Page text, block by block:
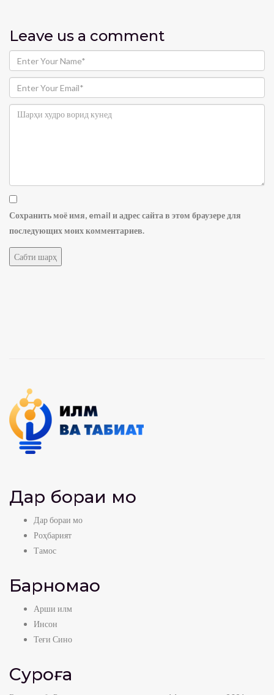
Leave us a comment
Сохранить моё имя, email и адрес сайта в этом браузере для
последующих моих комментариев.
Дар бораи мо
Дар бораи мо
Роҳбарият
Тамос
Барномаҳо
Арши илм
Инсон
Теғи Сино
Суроға